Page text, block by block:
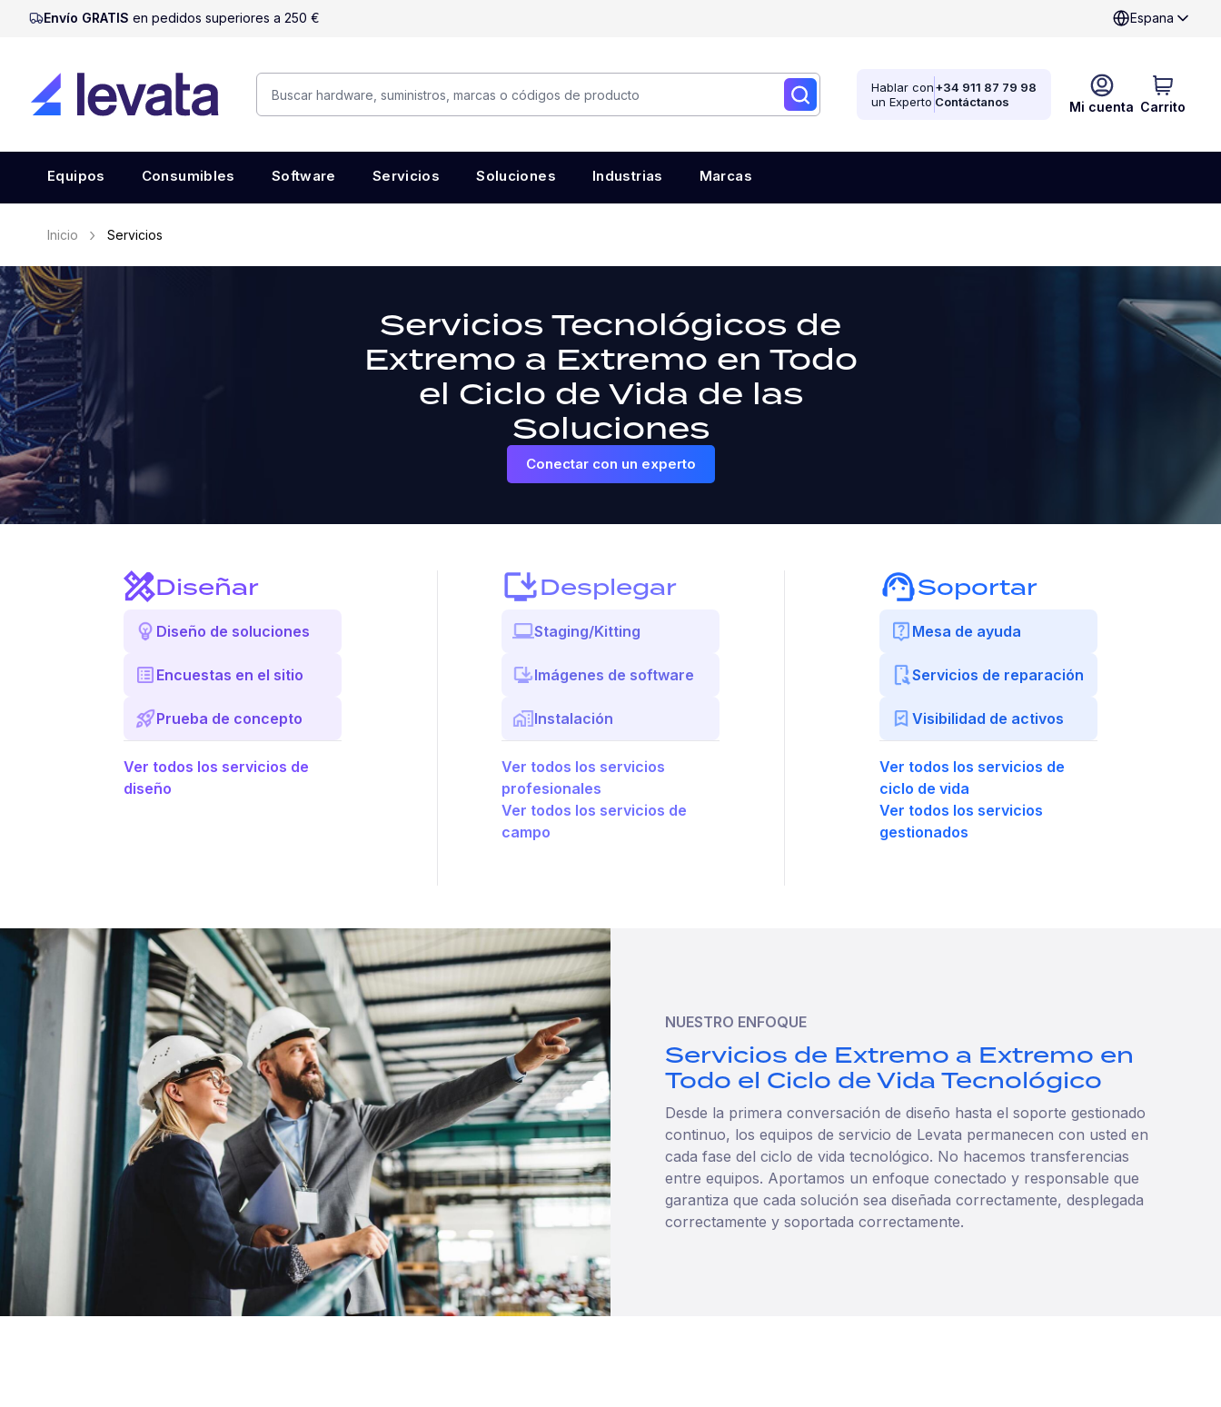
Envío GRATIS en pedidos superiores a 250 € Espana
Mi cuenta Carrito
Hablar con
un Experto
+34 911 87 79 98
Contáctanos
Equipos Consumibles Software Servicios Soluciones Industrias Marcas
Inicio Servicios
Servicios Tecnológicos de
Extremo a Extremo en Todo
el Ciclo de Vida de las
Soluciones
Conectar con un experto
Diseñar
Diseño de soluciones
Encuestas en el sitio
Prueba de concepto
Ver todos los servicios de
diseño
Desplegar
Staging/Kitting
Imágenes de software
Instalación
Ver todos los servicios
profesionales
Ver todos los servicios de
campo
Soportar
Mesa de ayuda
Servicios de reparación
Visibilidad de activos
Ver todos los servicios de
ciclo de vida
Ver todos los servicios
gestionados
NUESTRO ENFOQUE
Servicios de Extremo a Extremo en
Todo el Ciclo de Vida Tecnológico
Desde la primera conversación de diseño hasta el soporte gestionado
continuo, los equipos de servicio de Levata permanecen con usted en
cada fase del ciclo de vida tecnológico. No hacemos transferencias
entre equipos. Aportamos un enfoque conectado y responsable que
garantiza que cada solución sea diseñada correctamente, desplegada
correctamente y soportada correctamente.